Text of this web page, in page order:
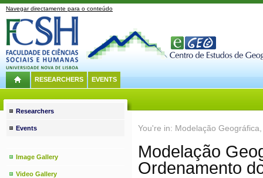
Navegar directamente para o conteúdo
RESEARCHERS EVENTS
You're in: Modelação
Modelação
Ordenamento
Researchers
Events
Image Gallery
Video Gallery